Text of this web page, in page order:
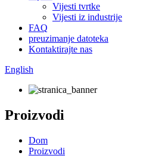
Vijesti tvrtke
Vijesti iz industrije
FAQ
preuzimanje datoteka
Kontaktirajte nas
English
Proizvodi
Dom
Proizvodi